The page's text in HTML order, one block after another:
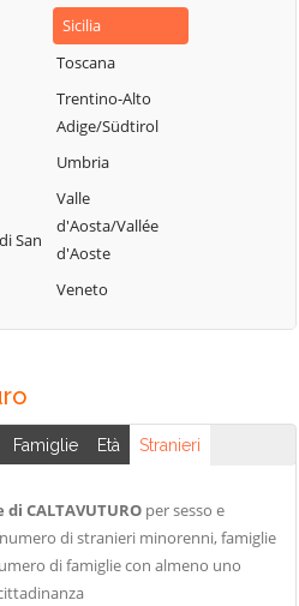
Sclafani Bagni
Termini Imerese
Terrasini
Torretta
Trabia
Trappeto
Ustica
Valledolmo
Villafrati
San
Sicilia
Toscana
Trentino-Alto
Adige/Südtirol
Umbria
Valle
d'Aosta/Vallée
d'Aoste
Veneto
Famiglie Età Stranieri
CALTAVUTURO per sesso e
di stranieri minorenni, famiglie
di famiglie con almeno uno